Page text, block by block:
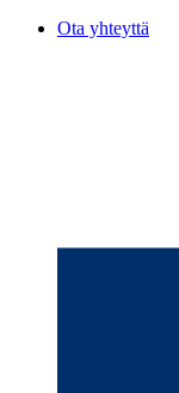
Ota yhteyttä